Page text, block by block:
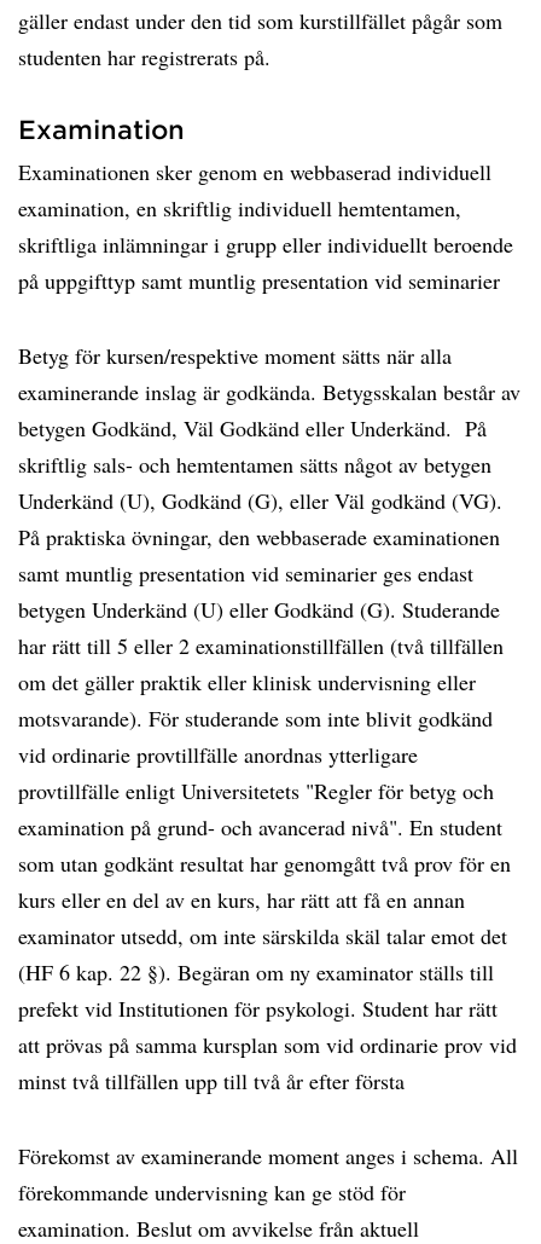
gäller endast under den tid som kurstillfället pågår som
studenten har registrerats på.
Examination
Examinationen sker genom en webbaserad individuell
examination, en skriftlig individuell hemtentamen,
skriftliga inlämningar i grupp eller individuellt beroende
på uppgifttyp samt muntlig presentation vid seminarier
Betyg för kursen/respektive moment sätts när alla
examinerande inslag är godkända. Betygsskalan består av
betygen Godkänd, Väl Godkänd eller Underkänd. På
skriftlig sals- och hemtentamen sätts något av betygen
Underkänd (U), Godkänd (G), eller Väl godkänd (VG).
På praktiska övningar, den webbaserade examinationen
samt muntlig presentation vid seminarier ges endast
betygen Underkänd (U) eller Godkänd (G). Studerande
har rätt till 5 eller 2 examinationstillfällen (två tillfällen
om det gäller praktik eller klinisk undervisning eller
motsvarande). För studerande som inte blivit godkänd
vid ordinarie provtillfälle anordnas ytterligare
provtillfälle enligt Universitetets "Regler för betyg och
examination på grund- och avancerad nivå". En student
som utan godkänt resultat har genomgått två prov för en
kurs eller en del av en kurs, har rätt att få en annan
examinator utsedd, om inte särskilda skäl talar emot det
(HF 6 kap. 22 §). Begäran om ny examinator ställs till
prefekt vid Institutionen för psykologi. Student har rätt
att prövas på samma kursplan som vid ordinarie prov vid
minst två tillfällen upp till två år efter första
Förekomst av examinerande moment anges i schema. All
förekommande undervisning kan ge stöd för
examination. Beslut om avvikelse från aktuell